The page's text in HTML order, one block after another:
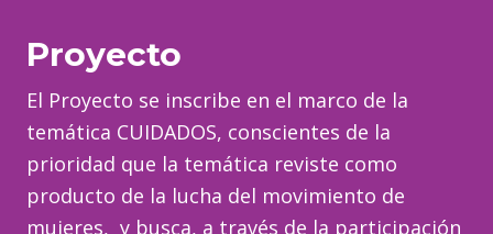
Proyecto
El Proyecto se inscribe en el marco de la
temática CUIDADOS, conscientes de la
prioridad que la temática reviste como
producto de la lucha del movimiento de
mujeres, y busca, a través de la participación